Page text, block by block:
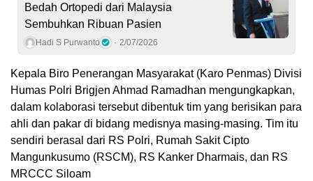
Bedah Ortopedi dari Malaysia
Sembuhkan Ribuan Pasien
Hadi S Purwanto 2/07/2026
Kepala Biro Penerangan Masyarakat (Karo Penmas) Divisi
Humas Polri Brigjen Ahmad Ramadhan mengungkapkan,
dalam kolaborasi tersebut dibentuk tim yang berisikan para
ahli dan pakar di bidang medisnya masing-masing. Tim itu
sendiri berasal dari RS Polri, Rumah Sakit Cipto
Mangunkusumo (RSCM), RS Kanker Dharmais, dan RS
MRCCC Siloam